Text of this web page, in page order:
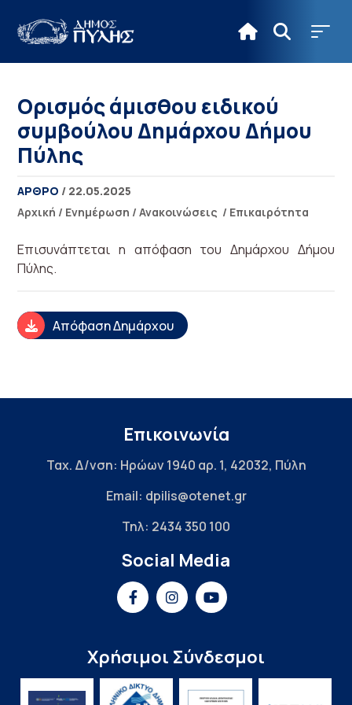
Ορισμός άμισθου ειδικού
συμβούλου Δημάρχου Δήμου
Πύλης
ΑΡΘΡΟ / 22.05.2025
Αρχική / Ενημέρωση /Ανακοινώσεις / Επικαιρότητα
Επισυνάπτεται η απόφαση του Δημάρχου Δήμου
Πύλης.
Απόφαση Δημάρχου
Επικοινωνία
Ταχ. Δ/νση: Ηρώων 1940 αρ. 1, 42032, Πύλη
Email: dpilis@otenet.gr
Τηλ: 2434 350 100
Social Media
Χρήσιμοι Σύνδεσμοι